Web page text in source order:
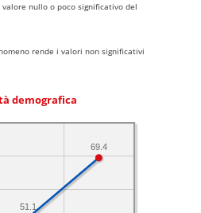
nullo o poco significativo del
rende i valori non significativi
demografica
69.4
51.1